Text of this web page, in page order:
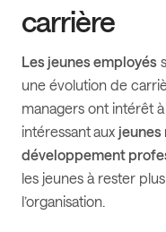
carrière
Les jeunes employés
une évolution de
managers ont intérêt
intéressantaux jeunes
développement
les jeunes à rester
l’organisation.